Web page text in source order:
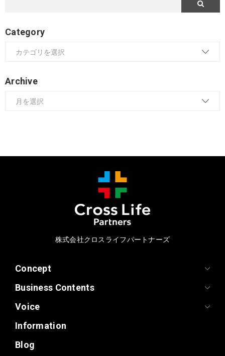
Category
Archive
株式会社クロスライフパートナーズ
Concept
Business Contents
Voice
Information
Blog